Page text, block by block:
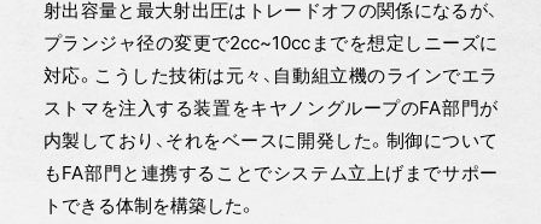
射出容量と最大射出圧はトレードオフの関係になるが、
プランジャ径の変更で2cc~10ccまでを想定しニーズに
対応。こうした技術は元々、自動組立機のラインでエラ
ストマを注入する装置をキヤノングループのFA部門が
内製しており、それをベースに開発した。制御について
もFA部門と連携することでシステム立上げまでサポー
トできる体制を構築した。